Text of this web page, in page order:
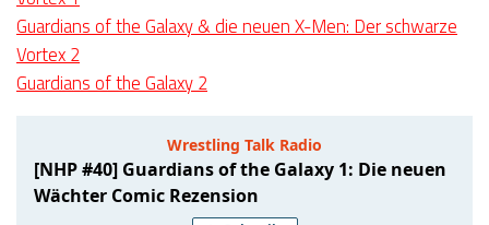
Guardians of the Galaxy & die neuen X-Men: Der schwarze
Vortex 2
Guardians of the Galaxy 2